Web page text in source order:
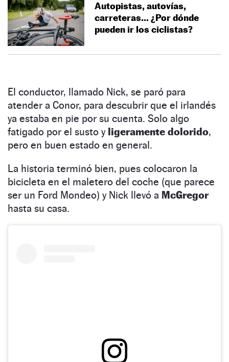
Autopistas, autovías,
carreteras… ¿Por dónde
pueden ir los ciclistas?
El conductor, llamado Nick, se paró para
atender a Conor, para descubrir que el irlandés
ya estaba en pie por su cuenta. Solo algo
fatigado por el susto y ligeramente dolorido,
pero en buen estado en general.
La historia terminó bien, pues colocaron la
bicicleta en el maletero del coche (que parece
ser un Ford Mondeo) y Nick llevó a McGregor
hasta su casa.